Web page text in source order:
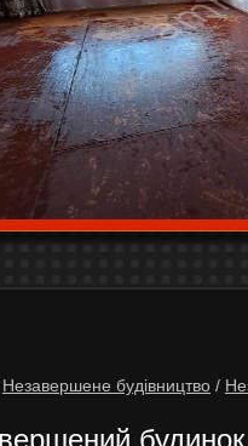
Незавершене будівництво /